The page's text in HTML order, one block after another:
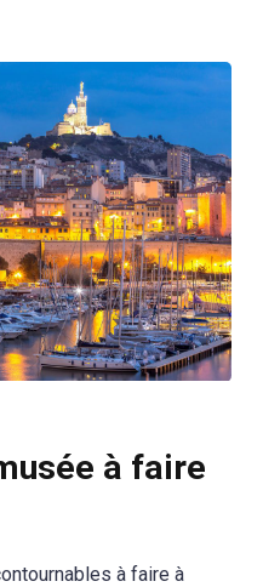
à faire
à faire à